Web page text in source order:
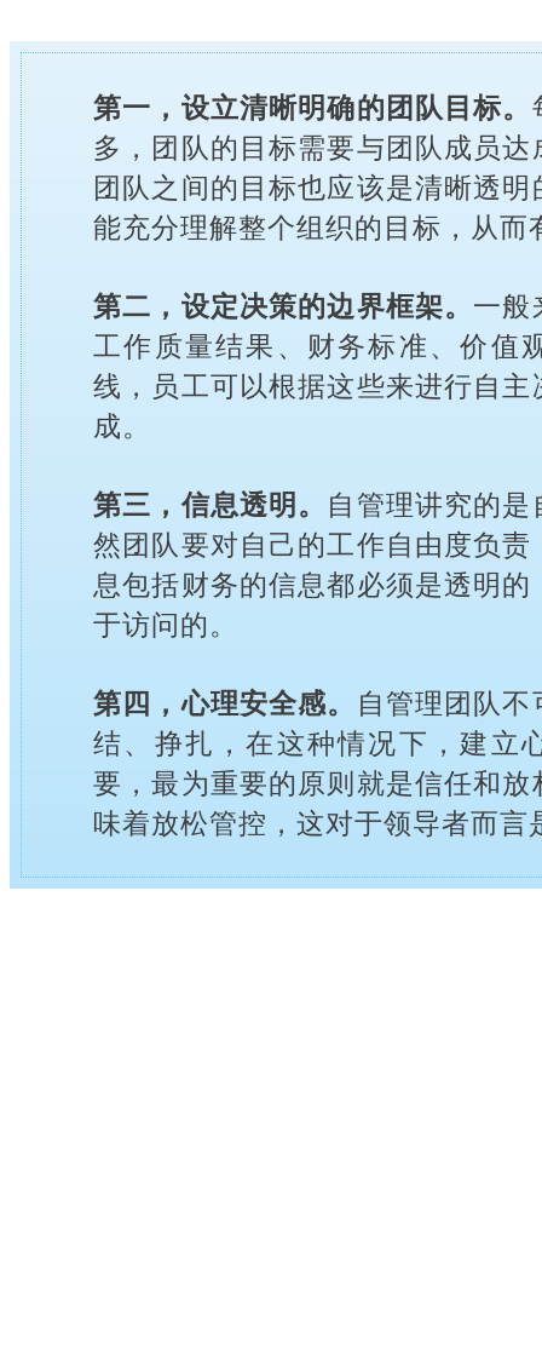
第一，设立清晰明确的团队目标。
多，团队的目标需要与团队成员
团队之间的目标也应该是清晰透
能充分理解整个组织的目标，从而
第二，设定决策的边界框架。 一般
工作质量结果、财务标准、价值
线，员工可以根据这些来进行自
成。
第三，信息透明。 自管理讲究的
然团队要对自己的工作自由度负
息包括财务的信息都必须是透明
于访问的。
第四，心理安全感。 自管理团队
结、挣扎，在这种情况下，建立
要，最为重要的原则就是信任和
味着放松管控，这对于领导者而言